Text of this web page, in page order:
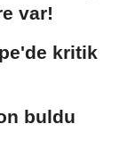
var!
kritik
buldu